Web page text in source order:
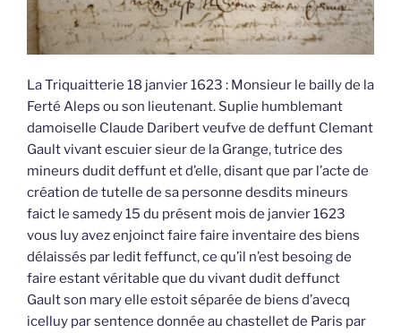
La Triquaitterie 18 janvier 1623 : Monsieur le bailly de la
Ferté Aleps ou son lieutenant. Suplie humblemant
damoiselle Claude Daribert veufve de deffunt Clemant
Gault vivant escuier sieur de la Grange, tutrice des
mineurs dudit deffunt et d’elle, disant que par l’acte de
création de tutelle de sa personne desdits mineurs
faict le samedy 15 du présent mois de janvier 1623
vous luy avez enjoinct faire faire inventaire des biens
délaissés par ledit feffunct, ce qu’il n’est besoing de
faire estant véritable que du vivant dudit deffunct
Gault son mary elle estoit séparée de biens d’avecq
icelluy par sentence donnée au chastellet de Paris par